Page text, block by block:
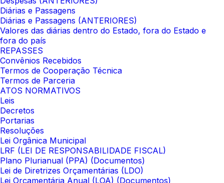
Diárias e Passagens
Diárias e Passagens (ANTERIORES)
Valores das diárias dentro do Estado, fora do Estado e
fora do país
REPASSES
Convênios Recebidos
Termos de Cooperação Técnica
Termos de Parceria
ATOS NORMATIVOS
Leis
Decretos
Portarias
Resoluções
Lei Orgânica Municipal
LRF (LEI DE RESPONSABILIDADE FISCAL)
Plano Plurianual (PPA) (Documentos)
Lei de Diretrizes Orçamentárias (LDO)
Lei Orçamentária Anual (LOA) (Documentos)